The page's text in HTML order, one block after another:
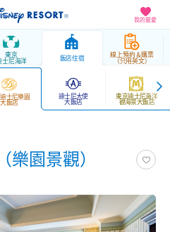
我的最愛
東京
士尼海洋
飯店住宿
線上預約＆購票
（只用英文）
士尼樂園
大飯店
迪士尼大使
大飯店
東京迪士尼海洋
觀海景大飯店
樂園景觀）